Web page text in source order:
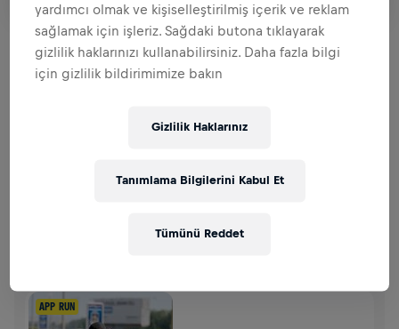
BAĞIŞ TOPLAMAYA GENEL BAKIŞ
$0,00 TOPLANAN BAĞIŞ
omurilik felci araştırmaları için kullanılacak.
APP RUN
yardımcı olmak ve kişiselleştirilmiş içerik ve reklam
sağlamak için işleriz. Sağdaki butona tıklayarak
gizlilik haklarınızı kullanabilirsiniz. Daha fazla bilgi
için gizlilik bildirimimize bakın
Gizlilik Haklarınız
Tümünü Reddet
Tanımlama Bilgilerini Kabul Et